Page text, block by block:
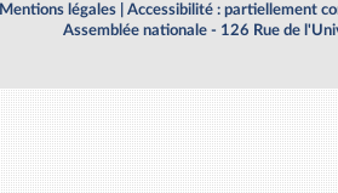
Mentions légales
Accessibilité : partiellement
Assemblée nationale - 126 Rue de